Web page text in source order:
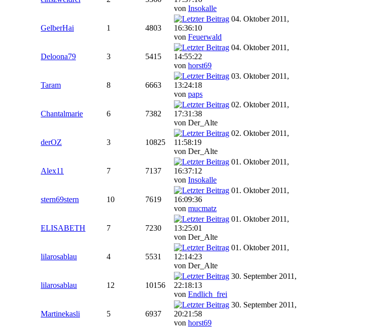
von Insokalle
GelberHai 1 4803
04. Oktober 2011,
16:36:10
von Feuerwald
Deloona79 3 5415
04. Oktober 2011,
14:55:22
von horst69
Taram 8 6663
03. Oktober 2011,
13:24:18
von paps
Chantalmarie 6 7382
02. Oktober 2011,
17:31:38
von Der_Alte
derOZ 3 10825
02. Oktober 2011,
11:58:19
von Der_Alte
Alex11 7 7137
01. Oktober 2011,
16:37:12
von Insokalle
stern69stern 10 7619
01. Oktober 2011,
16:09:36
von mucmatz
ELISABETH 7 7230
01. Oktober 2011,
13:25:01
von Der_Alte
lilarosablau 4 5531
01. Oktober 2011,
12:14:23
von Der_Alte
lilarosablau 12 10156
30. September 2011,
22:18:13
von Endlich_frei
Martinekasli 5 6937
30. September 2011,
20:21:58
von horst69